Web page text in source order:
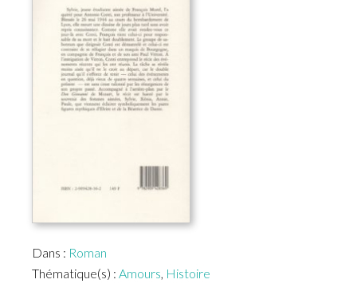
Dans : Roman
Thématique(s) : Amours, Histoire